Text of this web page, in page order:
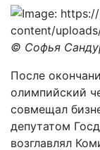
© Софья
После
олимпийский
совмещал
депутатом
возглавлял